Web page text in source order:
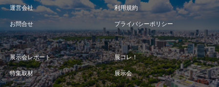
運営会社 利用規約
お問合せ プライバシーポリシー
展示会レポート 展コレ！
特集取材 展示会